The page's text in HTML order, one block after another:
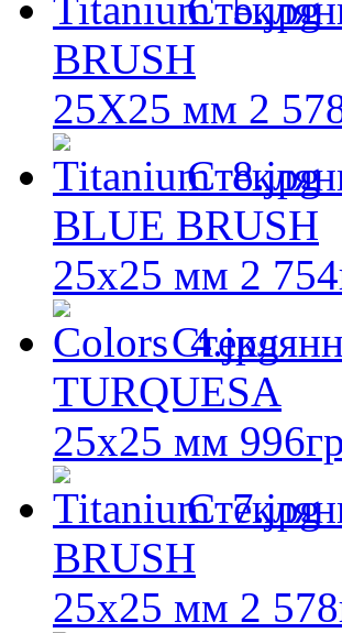
BRUSH
25X25 мм 2
BLUE BRUSH
25х25 мм 2 754
TURQUESA
25х25 мм 996
BRUSH
25х25 мм 2 578